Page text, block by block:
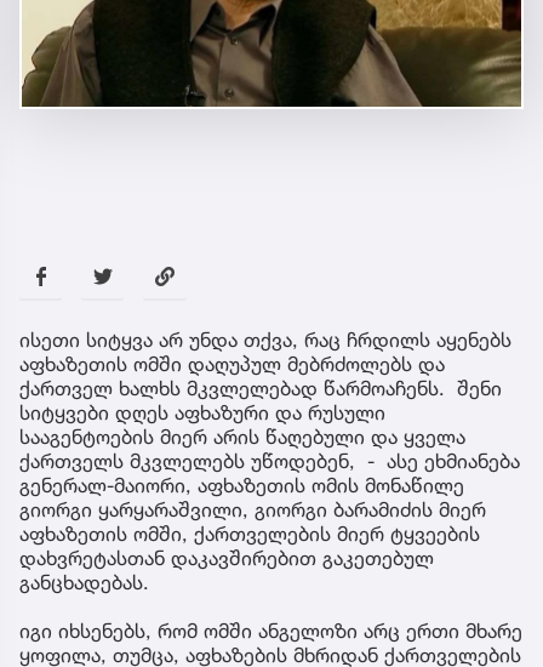
ისეთი სიტყვა არ უნდა თქვა, რაც ჩრდილს აყენებს
აფხაზეთის ომში დაღუპულ მებრძოლებს და
ქართველ ხალხს მკვლელებად წარმოაჩენს. შენი
სიტყვები დღეს აფხაზური და რუსული
სააგენტოების მიერ არის წაღებული და ყველა
ქართველს მკვლელებს უწოდებენ, - ასე ეხმიანება
გენერალ-მაიორი, აფხაზეთის ომის მონაწილე
გიორგი ყარყარაშვილი, გიორგი ბარამიძის მიერ
აფხაზეთის ომში, ქართველების მიერ ტყვეების
დახვრეტასთან დაკავშირებით გაკეთებულ
განცხადებას.
იგი იხსენებს, რომ ომში ანგელოზი არც ერთი მხარე
ყოფილა, თუმცა, აფხაზების მხრიდან ქართველების